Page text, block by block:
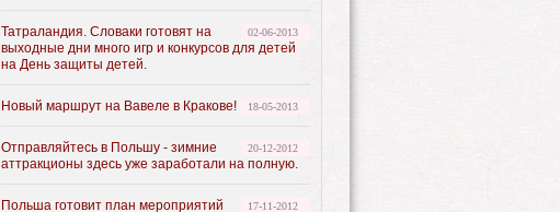
02-06-2013
Татраландия. Словаки готовят на
выходные дни много игр и конкурсов для детей
на День защиты детей.
18-05-2013
Новый маршрут на Вавеле в Кракове!
20-12-2012
Отправляйтесь в Польшу - зимние
аттракционы здесь уже заработали на полную.
17-11-2012
Польша готовит план мероприятий